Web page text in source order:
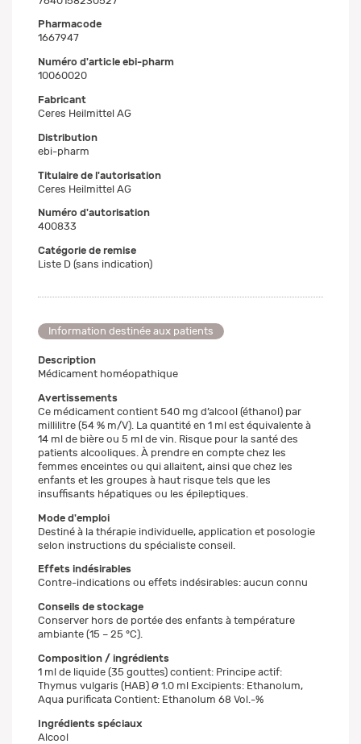
Pharmacode
1667947
Numéro d'article ebi-pharm
10060020
Fabricant
Ceres Heilmittel AG
Distribution
ebi-pharm
Titulaire de l'autorisation
Ceres Heilmittel AG
Numéro d'autorisation
400833
Catégorie de remise
Liste D (sans indication)
Information destinée aux patients
Description
Médicament homéopathique
Avertissements
Ce médicament contient 540 mg d’alcool (éthanol) par
millilitre (54 % m/V). La quantité en 1 ml est équivalente à
14 ml de bière ou 5 ml de vin. Risque pour la santé des
patients alcooliques. À prendre en compte chez les
femmes enceintes ou qui allaitent, ainsi que chez les
enfants et les groupes à haut risque tels que les
insuffisants hépatiques ou les épileptiques.
Mode d'emploi
Destiné à la thérapie individuelle, application et posologie
selon instructions du spécialiste conseil.
Effets indésirables
Contre-indications ou effets indésirables: aucun connu
Conseils de stockage
Conserver hors de portée des enfants à température
ambiante (15 – 25 °C).
Composition / ingrédients
1 ml de liquide (35 gouttes) contient: Principe actif:
Thymus vulgaris (HAB) Ø 1.0 ml Excipients: Ethanolum,
Aqua purificata Contient: Ethanolum 68 Vol.-%
Ingrédients spéciaux
Alcool